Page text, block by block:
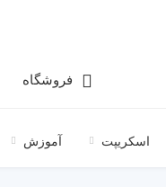
فروشگاه
اسکریپت آموزش